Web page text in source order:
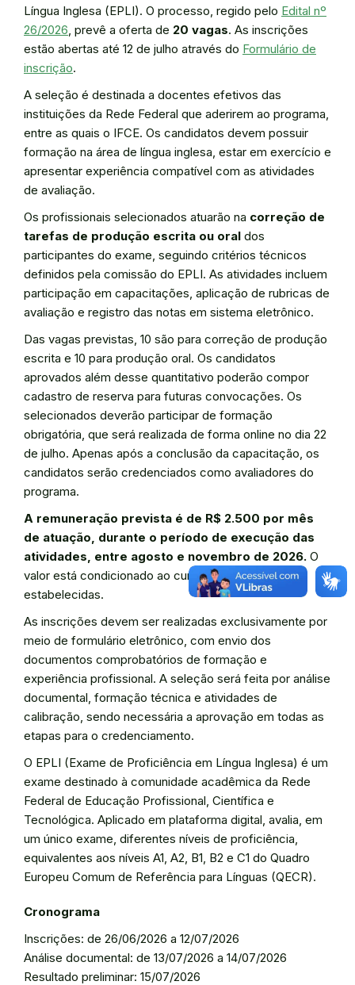
Língua Inglesa (EPLI). O processo, regido pelo Edital nº
26/2026, prevê a oferta de 20 vagas. As inscrições
estão abertas até 12 de julho através do Formulário de
inscrição.
A seleção é destinada a docentes efetivos das
instituições da Rede Federal que aderirem ao programa,
entre as quais o IFCE. Os candidatos devem possuir
formação na área de língua inglesa, estar em exercício e
apresentar experiência compatível com as atividades
de avaliação.
Os profissionais selecionados atuarão na correção de
tarefas de produção escrita ou oral dos
participantes do exame, seguindo critérios técnicos
definidos pela comissão do EPLI. As atividades incluem
participação em capacitações, aplicação de rubricas de
avaliação e registro das notas em sistema eletrônico.
Das vagas previstas, 10 são para correção de produção
escrita e 10 para produção oral. Os candidatos
aprovados além desse quantitativo poderão compor
cadastro de reserva para futuras convocações. Os
selecionados deverão participar de formação
obrigatória, que será realizada de forma online no dia 22
de julho. Apenas após a conclusão da capacitação, os
candidatos serão credenciados como avaliadores do
programa.
A remuneração prevista é de R$ 2.500 por mês
de atuação, durante o período de execução das
atividades, entre agosto e novembro de 2026. O
valor está condicionado ao cumprimento das metas
estabelecidas.
As inscrições devem ser realizadas exclusivamente por
meio de formulário eletrônico, com envio dos
documentos comprobatórios de formação e
experiência profissional. A seleção será feita por análise
documental, formação técnica e atividades de
calibração, sendo necessária a aprovação em todas as
etapas para o credenciamento.
O EPLI (Exame de Proficiência em Língua Inglesa) é um
exame destinado à comunidade acadêmica da Rede
Federal de Educação Profissional, Científica e
Tecnológica. Aplicado em plataforma digital, avalia, em
um único exame, diferentes níveis de proficiência,
equivalentes aos níveis A1, A2, B1, B2 e C1 do Quadro
Europeu Comum de Referência para Línguas (QECR).
Cronograma
Inscrições: de 26/06/2026 a 12/07/2026
Análise documental: de 13/07/2026 a 14/07/2026
Resultado preliminar: 15/07/2026